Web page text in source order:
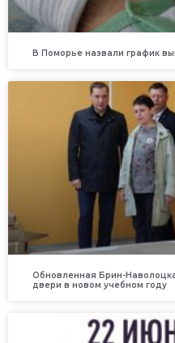
В Поморье назвали график
Обновленная Брин-
двери в новом учебном году